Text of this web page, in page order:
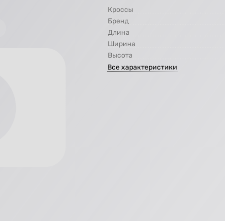
Кроссы
Бренд
Длина
Ширина
Высота
Все характеристики